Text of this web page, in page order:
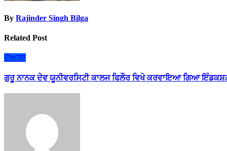
By Rajinder Singh Bilga
Related Post
ਦੋਆਬਾ
ਗੁਰੂ ਨਾਨਕ ਦੇਵ ਯੂਨੀਵਰਸਿਟੀ ਕਾਲਜ ਫਿਲੌਰ ਵਿਖੇ ਕਰਵਾਇਆ ਗਿਆ